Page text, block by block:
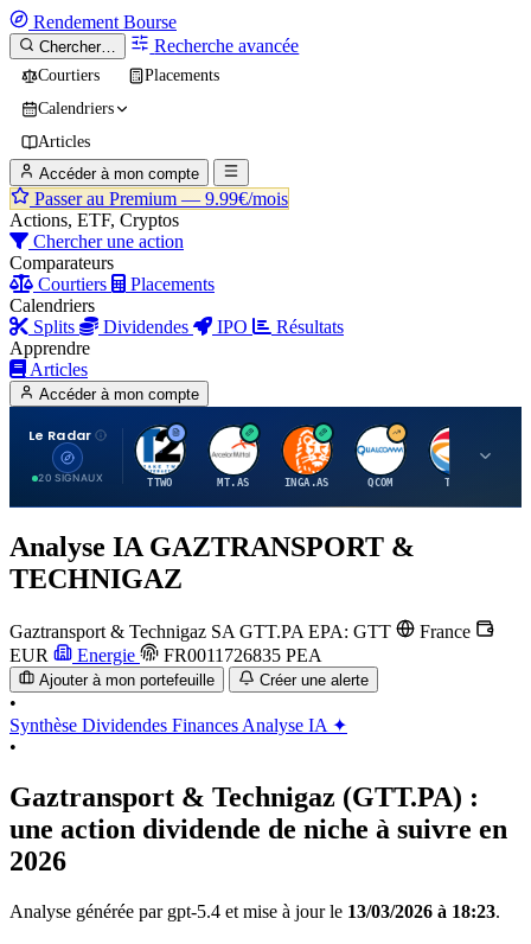
Rendement Bourse
Chercher… Recherche avancée
Courtiers
Placements
Calendriers
Articles
Accéder à mon compte
Passer au Premium — 9.99€/mois
Actions, ETF, Cryptos
Chercher une action
Comparateurs
Courtiers
Placements
Calendriers
Splits
Dividendes IPO
Résultats
Apprendre
Articles
Accéder à mon compte
Le Radar
20 SIGNAUX
T
TTWO
A
MT.AS
I
INGA.AS
Q
QCOM
T
TTE
Analyse IA GAZTRANSPORT &
TECHNIGAZ
Gaztransport & Technigaz SA GTT.PA EPA: GTT
France
EUR
Energie FR0011726835 PEA
Ajouter à mon portefeuille Créer une alerte
•
Synthèse Dividendes Finances Analyse IA ✦
•
Gaztransport & Technigaz (GTT.PA) :
une action dividende de niche à suivre en
2026
Analyse générée par gpt-5.4 et mise à jour le 13/03/2026 à 18:23.